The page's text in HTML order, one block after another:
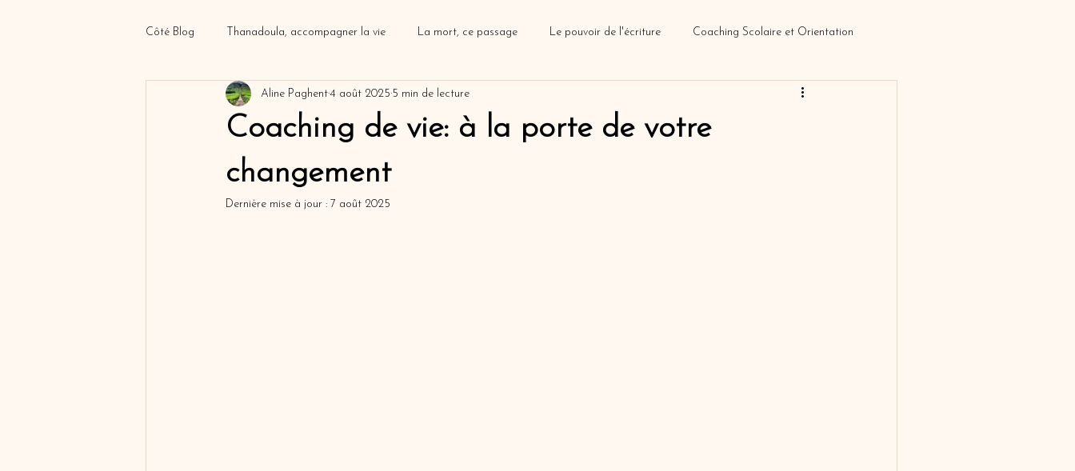
Côté Blog Thanadoula, accompagner la vie La mort, ce passage Le pouvoir de l'écriture Coaching Scolaire et Orientation
Le Deuil et ses nuances Coaching de vie Le deuil animalier
Coaching de vie: à la porte de votre
changement
Aline Paghent4 août 2025 5 min de lecture
Dernière mise à jour : 7 août 2025